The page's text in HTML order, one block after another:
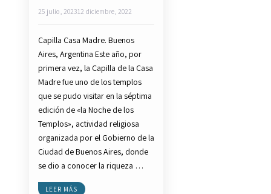
25 julio, 202312 diciembre, 2022
Capilla Casa Madre. Buenos
Aires, Argentina Este año, por
primera vez, la Capilla de la Casa
Madre fue uno de los templos
que se pudo visitar en la séptima
edición de «la Noche de los
Templos», actividad religiosa
organizada por el Gobierno de la
Ciudad de Buenos Aires, donde
se dio a conocer la riqueza …
LEER MÁS